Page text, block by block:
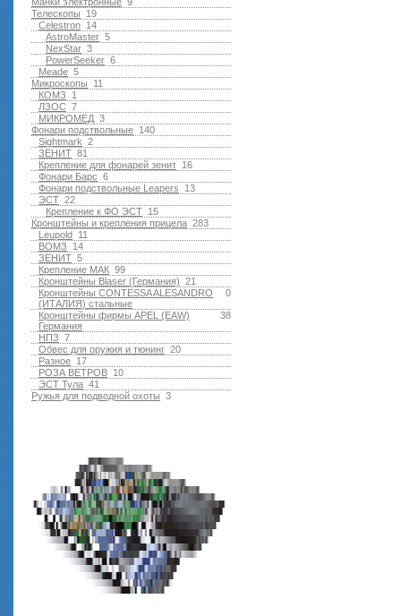
19
Телескопы
14
Celestron
5
AstroMaster
3
NexStar
6
PowerSeeker
5
Meade
11
Микроскопы
1
КОМЗ
7
ЛЗОС
3
МИКРОМЕД
140
Фонари подствольные
2
Sightmark
81
ЗЕНИТ
16
Крепление для фонарей зенит
6
Фонари Барс
13
Фонари подствольные Leapers
22
ЭСТ
15
Крепление к ФО ЭСТ
283
Кронштейны и крепления прицела
11
Leupold
14
ВОМЗ
5
ЗЕНИТ
99
Крепление МАК
21
Кронштейны Blaser (Германия)
0
Кронштейны CONTESSA ALESANDRO
(ИТАЛИЯ) стальные
38
Кронштейны фирмы APEL (EAW)
Германия
7
НПЗ
20
Обвес для оружия и тюнинг
17
Разное
10
РОЗА ВЕТРОВ
41
ЭСТ Тула
3
Ружья для подводной оxоты